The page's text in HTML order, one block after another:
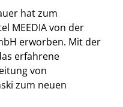
hat zum
MEEDIA von der
erworben. Mit der
erfahrene
von
zum neuen